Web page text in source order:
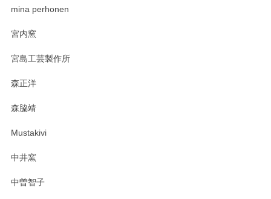
おかけしました。 ありがとうございます。
mina perhonen
宮内窯
宮島工芸製作所
森正洋
森脇靖
Mustakivi
中井窯
中曽智子